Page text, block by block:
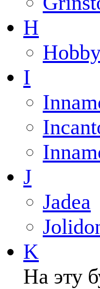
H
I
J
Jadea
K
На эту